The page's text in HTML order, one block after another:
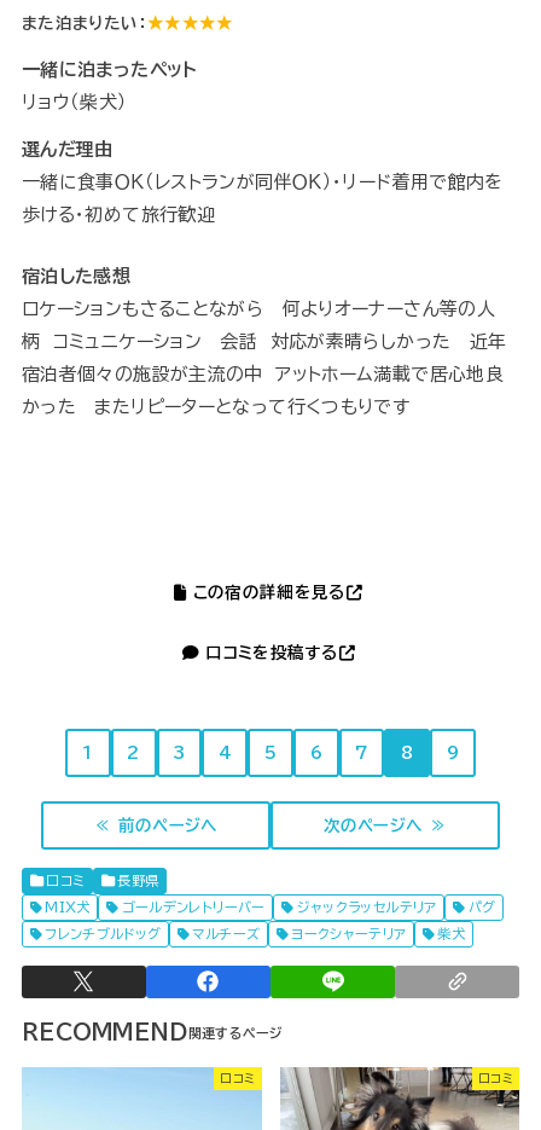
また泊まりたい： ★★★★★
一緒に泊まったペット
リョウ（柴犬）
選んだ理由
一緒に食事ＯＫ（レストランが同伴ＯＫ）・リード着用で館内を
歩ける・初めて旅行歓迎
宿泊した感想
ロケーションもさることながら 何よりオーナーさん等の人
柄 コミュニケーション 会話 対応が素晴らしかった 近年
宿泊者個々の施設が主流の中 アットホーム満載で居心地良
かった またリピーターとなって行くつもりです
この宿の詳細を見る
口コミを投稿する
1 2 3 4 5 6 7 8 9
≪ 前のページへ 次のページへ ≫
口コミ
長野県
MIX犬
ゴールデンレトリーバー ジャックラッセルテリア
パグ
フレンチブルドッグ
マルチーズ ヨークシャーテリア 柴犬
RECOMMEND
口コミ 口コミ